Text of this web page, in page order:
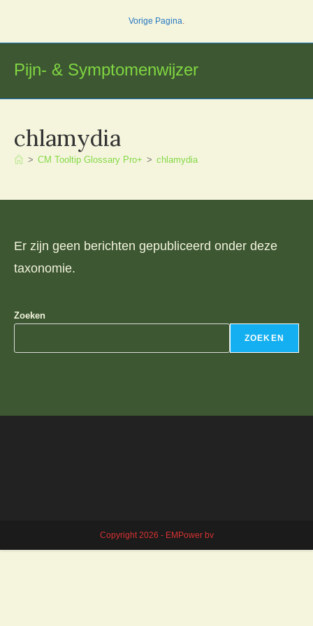
inhoud
Vorige Pagina.
Pijn- & Symptomenwijzer
chlamydia
> CM Tooltip Glossary Pro+ > chlamydia
Er zijn geen berichten gepubliceerd onder deze
taxonomie.
Zoeken
ZOEKEN
Copyright 2026 - EMPower bv